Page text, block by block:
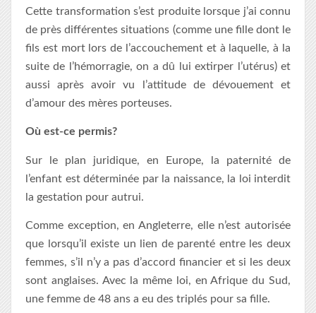
Cette transformation s’est produite lorsque j’ai connu
de près différentes situations (comme une fille dont le
fils est mort lors de l’accouchement et à laquelle, à la
suite de l’hémorragie, on a dû lui extirper l’utérus) et
aussi après avoir vu l’attitude de dévouement et
d’amour des mères porteuses.
Où est-ce permis?
Sur le plan juridique, en Europe, la paternité de
l’enfant est déterminée par la naissance, la loi interdit
la gestation pour autrui.
Comme exception, en Angleterre, elle n’est autorisée
que lorsqu’il existe un lien de parenté entre les deux
femmes, s’il n’y a pas d’accord financier et si les deux
sont anglaises. Avec la même loi, en Afrique du Sud,
une femme de 48 ans a eu des triplés pour sa fille.